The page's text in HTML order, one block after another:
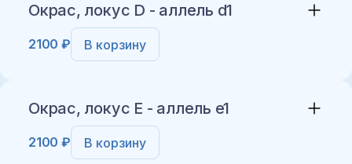
Окрас, локус D - аллель d1
2100 ₽ В корзину
Окрас, локус E - аллель e1
2100 ₽ В корзину